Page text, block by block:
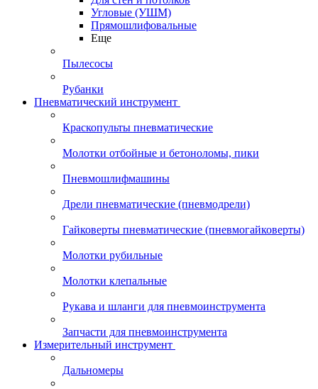
Угловые (УШМ)
Прямошлифовальные
Еще
Пылесосы
Рубанки
Пневматический инструмент
Краскопульты пневматические
Молотки отбойные и бетоноломы, пики
Пневмошлифмашины
Дрели пневматические (пневмодрели)
Гайковерты пневматические (пневмогайковерты)
Молотки рубильные
Молотки клепальные
Рукава и шланги для пневмоинструмента
Запчасти для пневмоинструмента
Измерительный инструмент
Дальномеры